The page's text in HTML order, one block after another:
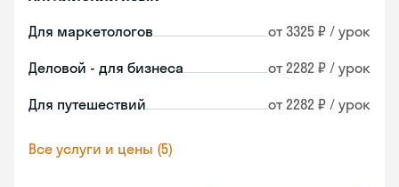
Для маркетологов от 3325 ₽ / урок
Деловой - для бизнеса от 2282 ₽ / урок
Для путешествий от 2282 ₽ / урок
Все услуги и цены (5)